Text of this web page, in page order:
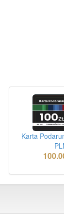
Karta